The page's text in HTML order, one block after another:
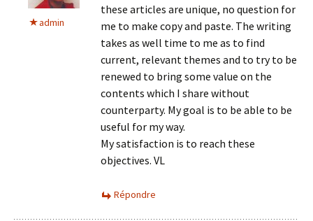
admin
these articles are unique, no question for
me to make copy and paste. The writing
takes as well time to me as to find
current, relevant themes and to try to be
renewed to bring some value on the
contents which I share without
counterparty. My goal is to be able to be
useful for my way.
My satisfaction is to reach these
objectives. VL
Répondre